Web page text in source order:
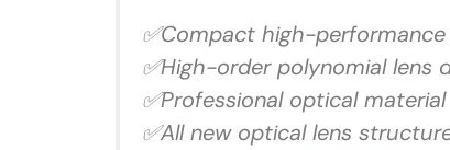
✅Compact high-
✅High-order polynomial lens
✅Professional optical material
✅All new optical lens